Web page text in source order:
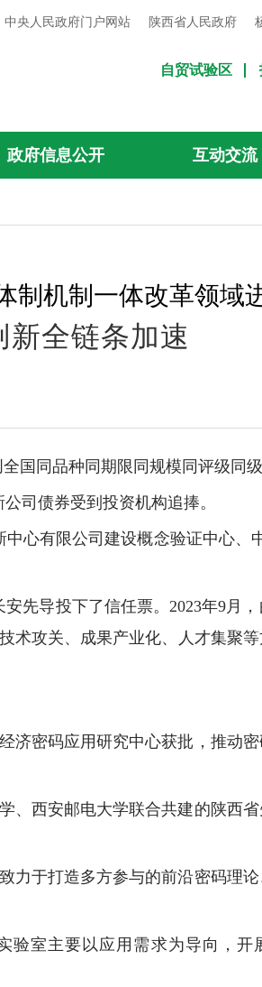
中央人民政府门户网站 陕西省人民政府
自贸试验区
政府信息公开 互动交流
制机制一体改革领
新全链条加速
国同品种同期限同规模同评级同
司债券受到投资机构追捧。
心有限公司建设概念验证中心、
先导投下了信任票。2023年9月
攻关、成果产业化、人才集聚
济密码应用研究中心获批，推动
、西安邮电大学联合共建的陕西
力于打造多方参与的前沿密码理
室主要以应用需求为导向，开